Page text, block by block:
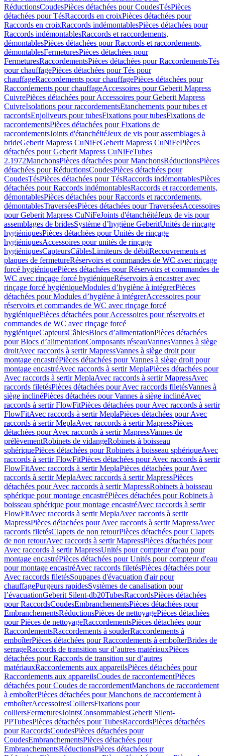
RéductionsCoudesPièces détachées pour CoudesTésPièces
détachées pour TésRaccords en croixPièces détachées pour
Raccords en croixRaccords indémontablesPièces détachées pour
Raccords indémontablesRaccords et raccordements,
démontablesPièces détachées pour Raccords et raccordements,
démontablesFermeturesPièces détachées pour
FermeturesRaccordementsPièces détachées pour RaccordementsTés
pour chauffagePièces détachées pour Tés pour
chauffageRaccordements pour chauffagePièces détachées pour
Raccordements pour chauffageAccessoires pour Geberit Mapress
CuivrePièces détachées pour Accessoires pour Geberit Mapress
CuivreIsolations pour raccordementsEtanchements pour tubes et
raccordsEnjoliveurs pour tubesFixations pour tubesFixations de
raccordementsPièces détachées pour Fixations de
raccordementsJoints d'étanchéitéJeux de vis pour assemblages à
brideGeberit Mapress CuNiFeGeberit Mapress CuNiFePièces
détachées pour Geberit Mapress CuNiFeTubes
2.1972ManchonsPièces détachées pour ManchonsRéductionsPièces
détachées pour RéductionsCoudesPièces détachées pour
CoudesTésPièces détachées pour TésRaccords indémontablesPièces
détachées pour Raccords indémontablesRaccords et raccordements,
démontablesPièces détachées pour Raccords et raccordements,
démontablesTraverséesPièces détachées pour TraverséesAccessoires
pour Geberit Mapress CuNiFeJoints d'étanchéitéJeux de vis pour
assemblages de bridesSystème d’hygiène GeberitUnités de rinçage
hygiéniquesPièces détachées pour Unités de rinçage
hygiéniquesAccessoires pour unités de rinçage
hygiéniquesCapteursCâblesLimiteurs de débitRecouvrements et
plaques de fermetureRéservoirs et commandes de WC avec rinçage
forcé hygiéniquePièces détachées pour Réservoirs et commandes de
WC avec rinçage forcé hygiéniqueRéservoirs à encastrer avec
rinçage forcé hygiéniqueModules d’hygiène à intégrerPièces
détachées pour Modules d’hygiène à intégrerAccessoires pour
réservoirs et commandes de WC avec rinçage forcé
hygiéniquePièces détachées pour Accessoires pour réservoirs et
commandes de WC avec rinçage forcé
hygiéniqueCapteursCâblesBlocs d’alimentationPièces détachées
pour Blocs d’alimentationComposants réseauVannesVannes à siège
droitAvec raccords à sertir MapressVannes à siège droit pour
montage encastréPièces détachées pour Vannes à siège droit pour
montage encastréAvec raccords à sertir MeplaPièces détachées pour
Avec raccords à sertir MeplaAvec raccords à sertir MapressAvec
raccords filetésPièces détachées pour Avec raccords filetésVannes à
siège inclinéPièces détachées pour Vannes à siège inclinéAvec
raccords à sertir FlowFitPièces détachées pour Avec raccords à sertir
FlowFitAvec raccords à sertir MeplaPièces détachées pour Avec
raccords à sertir MeplaAvec raccords à sertir MapressPièces
détachées pour Avec raccords à sertir MapressVannes de
prélèvementRobinets de vidangeRobinets à boisseau
sphériquePièces détachées pour Robinets à boisseau sphériqueAvec
raccords à sertir FlowFitPièces détachées pour Avec raccords à sertir
FlowFitAvec raccords à sertir MeplaPièces détachées pour Avec
raccords à sertir MeplaAvec raccords à sertir MapressPièces
détachées pour Avec raccords à sertir MapressRobinets à boisseau
sphérique pour montage encastréPièces détachées pour Robinets à
boisseau sphérique pour montage encastréAvec raccords à sertir
FlowFitAvec raccords à sertir MeplaAvec raccords à sertir
MapressPièces détachées pour Avec raccords à sertir MapressAvec
raccords filetésClapets de non retourPièces détachées pour Clapets
de non retourAvec raccords à sertir MapressPièces détachées pour
Avec raccords à sertir MapressUnités pour compteur d'eau pour
montage encastréPièces détachées pour Unités pour compteur d'eau
pour montage encastréAvec raccords filetésPièces détachées pour
Avec raccords filetésSoupapes d'évacuation d'air pour
chauffagePurgeurs rapidesSystèmes de canalisation pour
l’évacuationGeberit Silent-db20TubesRaccordsPièces détachées
pour RaccordsCoudesEmbranchementsPièces détachées pour
EmbranchementsRéductionsPièces de nettoyagePièces détachées
pour Pièces de nettoyageRaccordementsPièces détachées pour
RaccordementsRaccordements à souderRaccordements à
emboîterPièces détachées pour Raccordements à emboîterBrides de
serrageRaccords de transition sur d’autres matériauxPièces
détachées pour Raccords de transition sur d’autres
matériauxRaccordements aux appareilsPièces détachées pour
Raccordements aux appareilsCoudes de raccordementPièces
détachées pour Coudes de raccordementManchons de raccordement
à emboîterPièces détachées pour Manchons de raccordement à
emboîterAccessoiresColliersFixations pour
colliersFermeturesJointsConsommablesGeberit Silent-
PPTubesPièces détachées pour TubesRaccordsPièces détachées
pour RaccordsCoudesPièces détachées pour
CoudesEmbranchementsPièces détachées pour
EmbranchementsRéductionsPièces détachées pour